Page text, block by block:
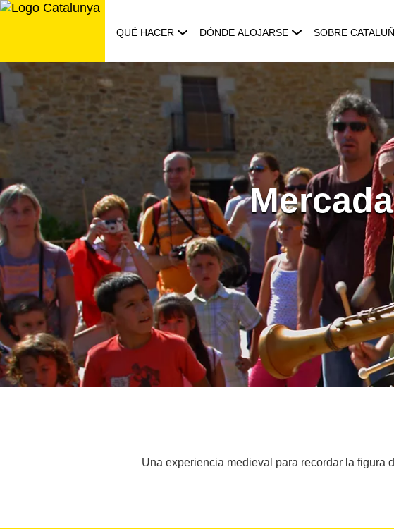
Saltar
QUÉ HACER DÓNDE ALOJARSE SOBRE
Una experiencia medieval para recordar la figura